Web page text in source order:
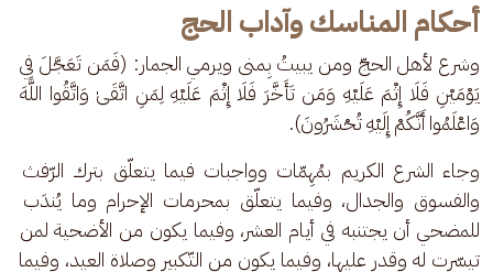
أحكام المناسك وآداب الحج
وشرع لأهل الحجّ ومن يبيتُ بِمنى ويرمي الجمار: (فَمَن تَعَجَّلَ فِي
يَوْمَيْنِ فَلَا إِثْمَ عَلَيْهِ وَمَن تَأَخَّرَ فَلَا إِثْمَ عَلَيْهِ لِمَنِ اتَّقَىٰ وَاتَّقُوا اللَّهَ
وَاعْلَمُوا أَنَّكُمْ إِلَيْهِ تُحْشَرُونَ).
وجاء الشرع الكريم بمُهِمّات وواجبات فيما يتعلّق بترك الرّفث
والفسوق والجدال، وفيما يتعلّق بمحرمات الإحرام وما يُندَب
للمضحي أن يجتنبه في أيام العشر، وفيما يكون من الأضحية لمن
تيسّرت له وقدر عليها، وفيما يكون من التّكبير وصلاة العيد، وفيما